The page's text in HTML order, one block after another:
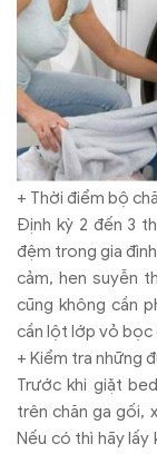
+ Thời điểm bộ
Định kỳ 2 đến 3
đệm trong gia
cảm, hen suyễn
cũng không cần
cần lột lớp vỏ bọc
+ Kiểm tra những
Trước khi giặt
trên chăn ga gối,
Nếu có thì hãy lấy